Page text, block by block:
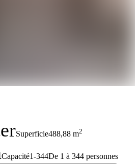
Superficie488,88 m2
Capacité1-344De 1 à 344 personnes